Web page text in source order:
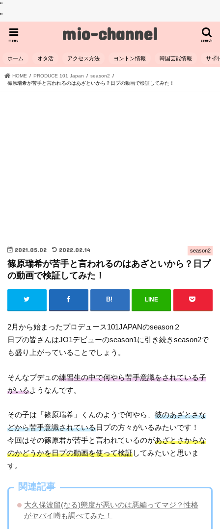
"
"
mio-channel search
menu
ホーム オタ活 アクセス方法 ヨントン情報 韓国芸能情報 サイ
HOME PRODUCE 101 Japan
season2
篠原瑞希が苦手と言われるのはあざといから？日プの動画で検証してみた！
season2
2021.05.02 2022.02.14
篠原瑞希が苦手と言われるのはあざといから？日プ
の動画で検証してみた！
LINE
2月から始まったプロデュース101JAPANのseason２
日プの皆さんはJO1デビューのseason1に引き続きseason2で
も盛り上がっていることでしょう。
そんなプデュの練習生の中で何やら苦手意識をされている子
がいるようなんです。
その子は「篠原瑞希」くんのようで何やら、彼のあざとさな
どから苦手意識されている日プの方々がいるみたいです！
今回はその篠原君が苦手と言われているのがあざとさからな
のかどうかを日プの動画を使って検証してみたいと思いま
す。
関連記事
大久保波留(なる)態度が悪いのは悪編ってマジ？性格
がヤバイ噂も調べてみた！